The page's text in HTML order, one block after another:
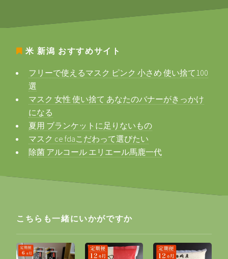
米 新潟 おすすめサイト
フリーで使えるマスク ピンク 小さめ 使い捨て100
選
マスク 女性 使い捨て あなたのバナーがきっかけ
になる
夏用 ブランケットに足りないもの
マスク ce fdaこだわって選びたい
除菌 アルコール エリエール馬鹿一代
こちらも一緒にいかがですか